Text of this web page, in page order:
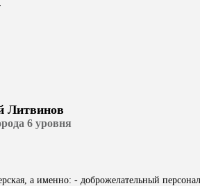
Литвинов
6 уровня
а именно: - доброжелательный